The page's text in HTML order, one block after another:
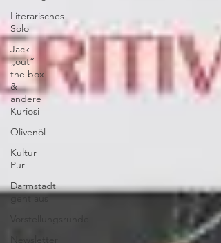
Literarisches
Solo
Jack
„out“
the box
&
andere
Kuriosi
Olivenöl
Kultur
Pur
Darmstadt
geht aus